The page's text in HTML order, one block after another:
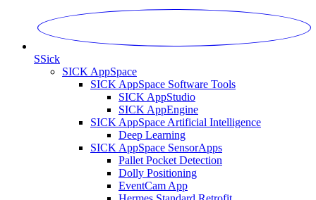
SSick
SICK AppSpace
SICK AppSpace Software Tools
SICK AppStudio
SICK AppEngine
SICK AppSpace Artificial Intelligence
Deep Learning
SICK AppSpace SensorApps
Pallet Pocket Detection
Dolly Positioning
EventCam App